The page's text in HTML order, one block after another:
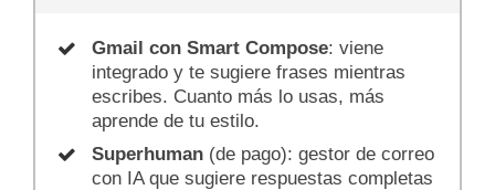
Gmail con Smart Compose: viene
integrado y te sugiere frases mientras
escribes. Cuanto más lo usas, más
aprende de tu estilo.
Superhuman (de pago): gestor de correo
con IA que sugiere respuestas completas